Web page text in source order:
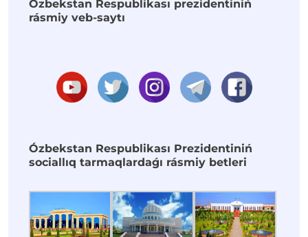
Ózbekstan Respublikası prezidentiniń
rásmiy veb-saytı
Ózbekstan Respublikası Prezidentiniń
sociallıq tarmaqlardaǵı rásmiy betleri